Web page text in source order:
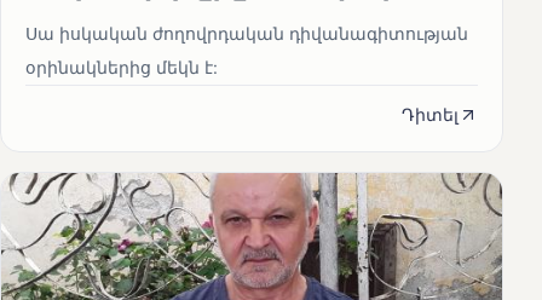
Սա իսկական ժողովրդական դիվանագիտության
օրինակներից մեկն է:
Դիտել